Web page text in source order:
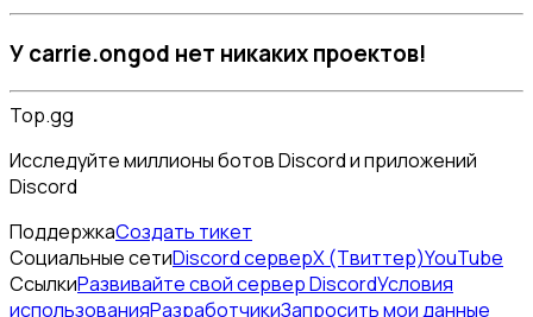
У carrie.ongod нет никаких проектов!
Top.gg
Исследуйте миллионы ботов Discord и приложений
Discord
ПоддержкаСоздать тикет
Социальные сетиDiscord серверX (Твиттер)YouTube
СсылкиРазвивайте свой сервер DiscordУсловия
использованияРазработчикиЗапросить мои данные